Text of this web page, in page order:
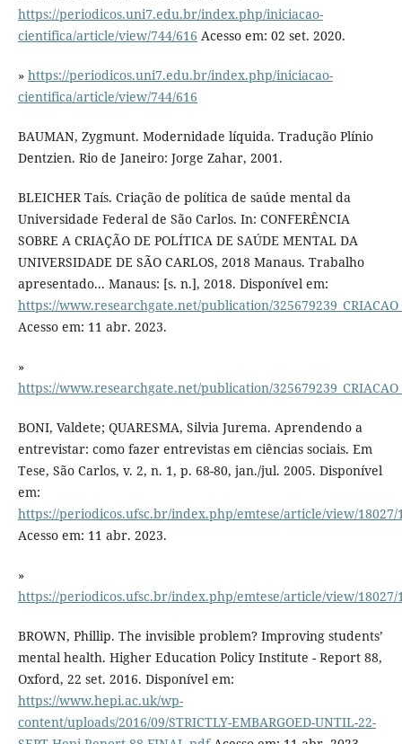
https://periodicos.uni7.edu.br/index.php/iniciacao-
cientifica/article/view/744/616 Acesso em: 02 set. 2020.
» https://periodicos.uni7.edu.br/index.php/iniciacao-
cientifica/article/view/744/616
BAUMAN, Zygmunt. Modernidade líquida. Tradução Plínio
Dentzien. Rio de Janeiro: Jorge Zahar, 2001.
BLEICHER Taís. Criação de política de saúde mental da
Universidade Federal de São Carlos. In: CONFERÊNCIA
SOBRE A CRIAÇÃO DE POLÍTICA DE SAÚDE MENTAL DA
UNIVERSIDADE DE SÃO CARLOS, 2018 Manaus. Trabalho
apresentado... Manaus: [s. n.], 2018. Disponível em:
https://www.researchgate.net/publication/
Acesso em: 11 abr. 2023.
»
https://www.researchgate.net/publication/
BONI, Valdete; QUARESMA, Silvia Jurema. Aprendendo a
entrevistar: como fazer entrevistas em ciências sociais. Em
Tese, São Carlos, v. 2, n. 1, p. 68-80, jan./jul. 2005. Disponível
em:
https://periodicos.ufsc.br/index.php/emtese/article/view/18027/
Acesso em: 11 abr. 2023.
»
https://periodicos.ufsc.br/index.php/emtese/article/view/18027/
BROWN, Phillip. The invisible problem? Improving students’
mental health. Higher Education Policy Institute - Report 88,
Oxford, 22 set. 2016. Disponível em:
https://www.hepi.ac.uk/wp-
content/uploads/2016/09/STRICTLY-EMBARGOED-UNTIL-22-